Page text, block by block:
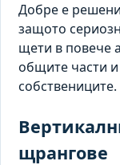
Добре е
защото
щети в повече
общите части
собствениците.
щрангове